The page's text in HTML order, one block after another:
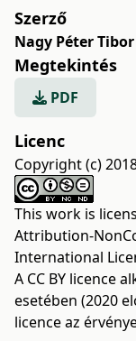
Szerző
Nagy Péter Tibor
Megtekintés
PDF
Licenc
Copyright (c)
This work is
Attribution-
International
A CC BY licence
esetében (2020
licence az